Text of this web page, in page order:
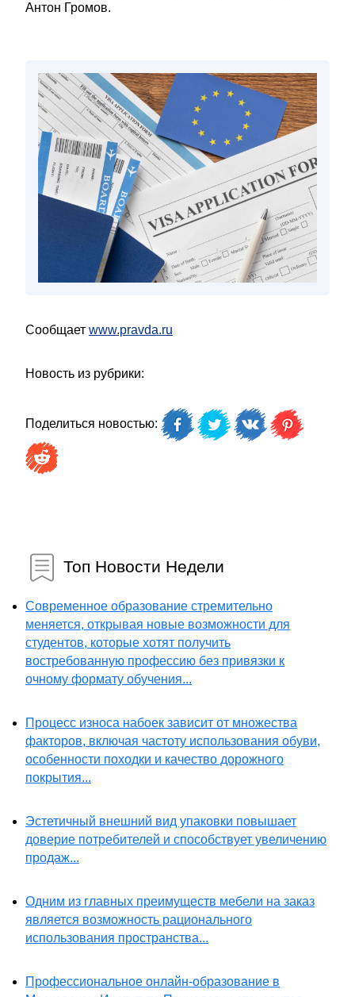
Антон Громов.
Сообщает www.pravda.ru
Новость из рубрики:
Поделиться новостью:
Топ Новости Недели
Современное образование стремительно
меняется, открывая новые возможности для
студентов, которые хотят получить
востребованную профессию без привязки к
очному формату обучения...
Процесс износа набоек зависит от множества
факторов, включая частоту использования обуви,
особенности походки и качество дорожного
покрытия...
Эстетичный внешний вид упаковки повышает
доверие потребителей и способствует увеличению
продаж...
Одним из главных преимуществ мебели на заказ
является возможность рационального
использования пространства...
Профессиональное онлайн-образование в